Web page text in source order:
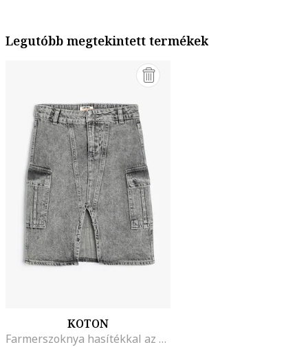
Legutóbb megtekintett termékek
KOTON
Farmerszoknya hasítékkal az elején, Melange szürke